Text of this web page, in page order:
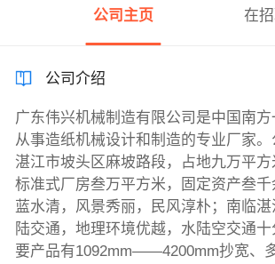
公司主页 在
公司介绍
广东伟兴机械制造有限公司是中国南
从事造纸机械设计和制造的专业厂家
湛江市坡头区麻坡路段，占地九万平
标准式厂房叁万平方米，固定资产叁
蓝水清，风景秀丽，民风淳朴；南临
陆交通，地理环境优越，水陆空交通
要产品有1092mm——4200mm抄宽、